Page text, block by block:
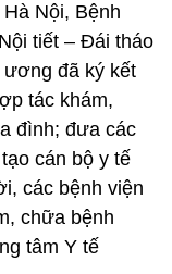
Nội, Bệnh
tiết – Đái tháo
đã ký kết
tác khám,
đình; đưa các
cán bộ y tế
các bệnh viện
chữa bệnh
tâm Y tế